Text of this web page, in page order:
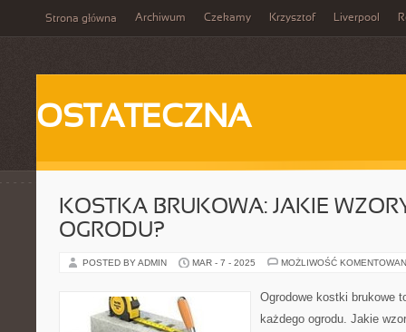
Strona główna Archiwum Czekamy Krzysztof Liverpool
OSTATECZNA
KOSTKA BRUKOWA: JAKIE
OGRODU?
POSTED BY ADMIN MAR - 7 - 2025 MOŻLIWOŚĆ
Ogrodowe kostki brukowe
każdego ogrodu. Jakie